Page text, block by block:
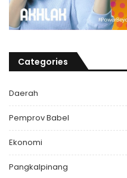
Categories
Daerah
Pemprov Babel
Ekonomi
Pangkalpinang